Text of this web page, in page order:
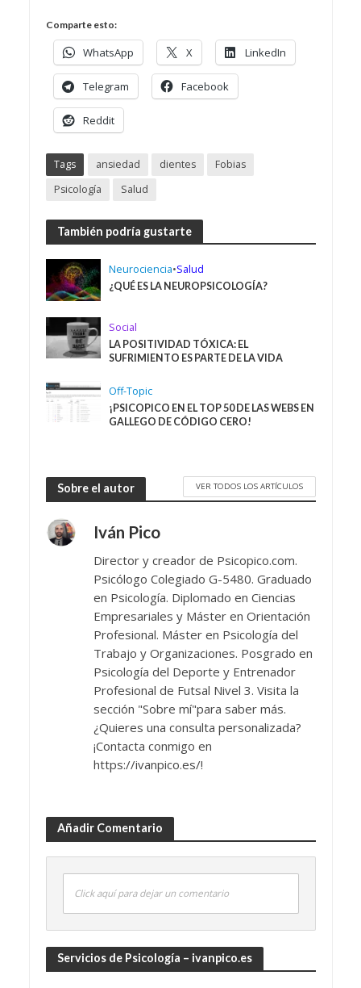
Comparte esto:
WhatsApp X LinkedIn
Telegram Facebook
Reddit
Tags ansiedad dientes
Fobias
Psicología
Salud
También podría gustarte
Neurociencia•Salud
¿QUÉ ES LA NEUROPSICOLOGÍA?
Social
LA POSITIVIDAD TÓXICA: EL
SUFRIMIENTO ES PARTE DE LA VIDA
Off-Topic
¡PSICOPICO EN EL TOP 50 DE LAS WEBS EN
GALLEGO DE CÓDIGO CERO!
Sobre el autor VER TODOS LOS ARTÍCULOS
Iván Pico
Director y creador de Psicopico.com.
Psicólogo Colegiado G-5480. Graduado
en Psicología. Diplomado en Ciencias
Empresariales y Máster en Orientación
Profesional. Máster en Psicología del
Trabajo y Organizaciones. Posgrado en
Psicología del Deporte y Entrenador
Profesional de Futsal Nivel 3. Visita la
sección "Sobre mí"para saber más.
¿Quieres una consulta personalizada?
¡Contacta conmigo en
https://ivanpico.es/!
Añadir Comentario
Click aquí para dejar un comentario
Servicios de Psicología – ivanpico.es